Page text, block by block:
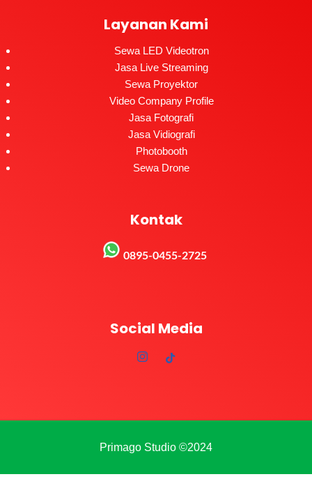
Layanan Kami
Sewa LED Videotron
Jasa Live Streaming
Sewa Proyektor
Video Company Profile
Jasa Fotografi
Jasa Vidiografi
Photobooth
Sewa Drone
Kontak
0895-0455-2725
Social Media
Primago Studio ©2024